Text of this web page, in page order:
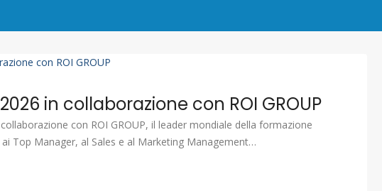
in collaborazione con ROI GROUP
con ROI GROUP, il leader mondiale della formazione
Top Manager, al Sales e al Marketing Management…